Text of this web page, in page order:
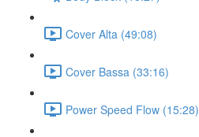
Cover Alta (49:08)
Cover Bassa (33:16)
Power Speed Flow (15:28)